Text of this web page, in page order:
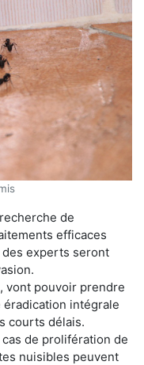
de
efficaces
experts seront
vont pouvoir prendre
intégrale
courts délais.
de prolifération de
nuisibles peuvent